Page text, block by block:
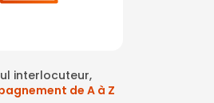
interlocuteur,
de A à Z